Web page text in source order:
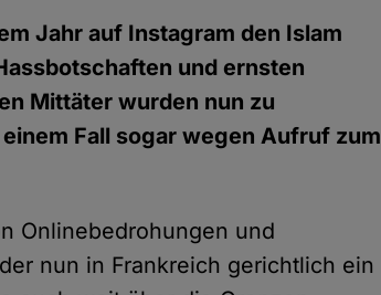
Jahr auf Instagram den Islam
und ernsten
Mittäter wurden nun zu
Fall sogar wegen Aufruf zum
Onlinebedrohungen und
nun in Frankreich gerichtlich ein